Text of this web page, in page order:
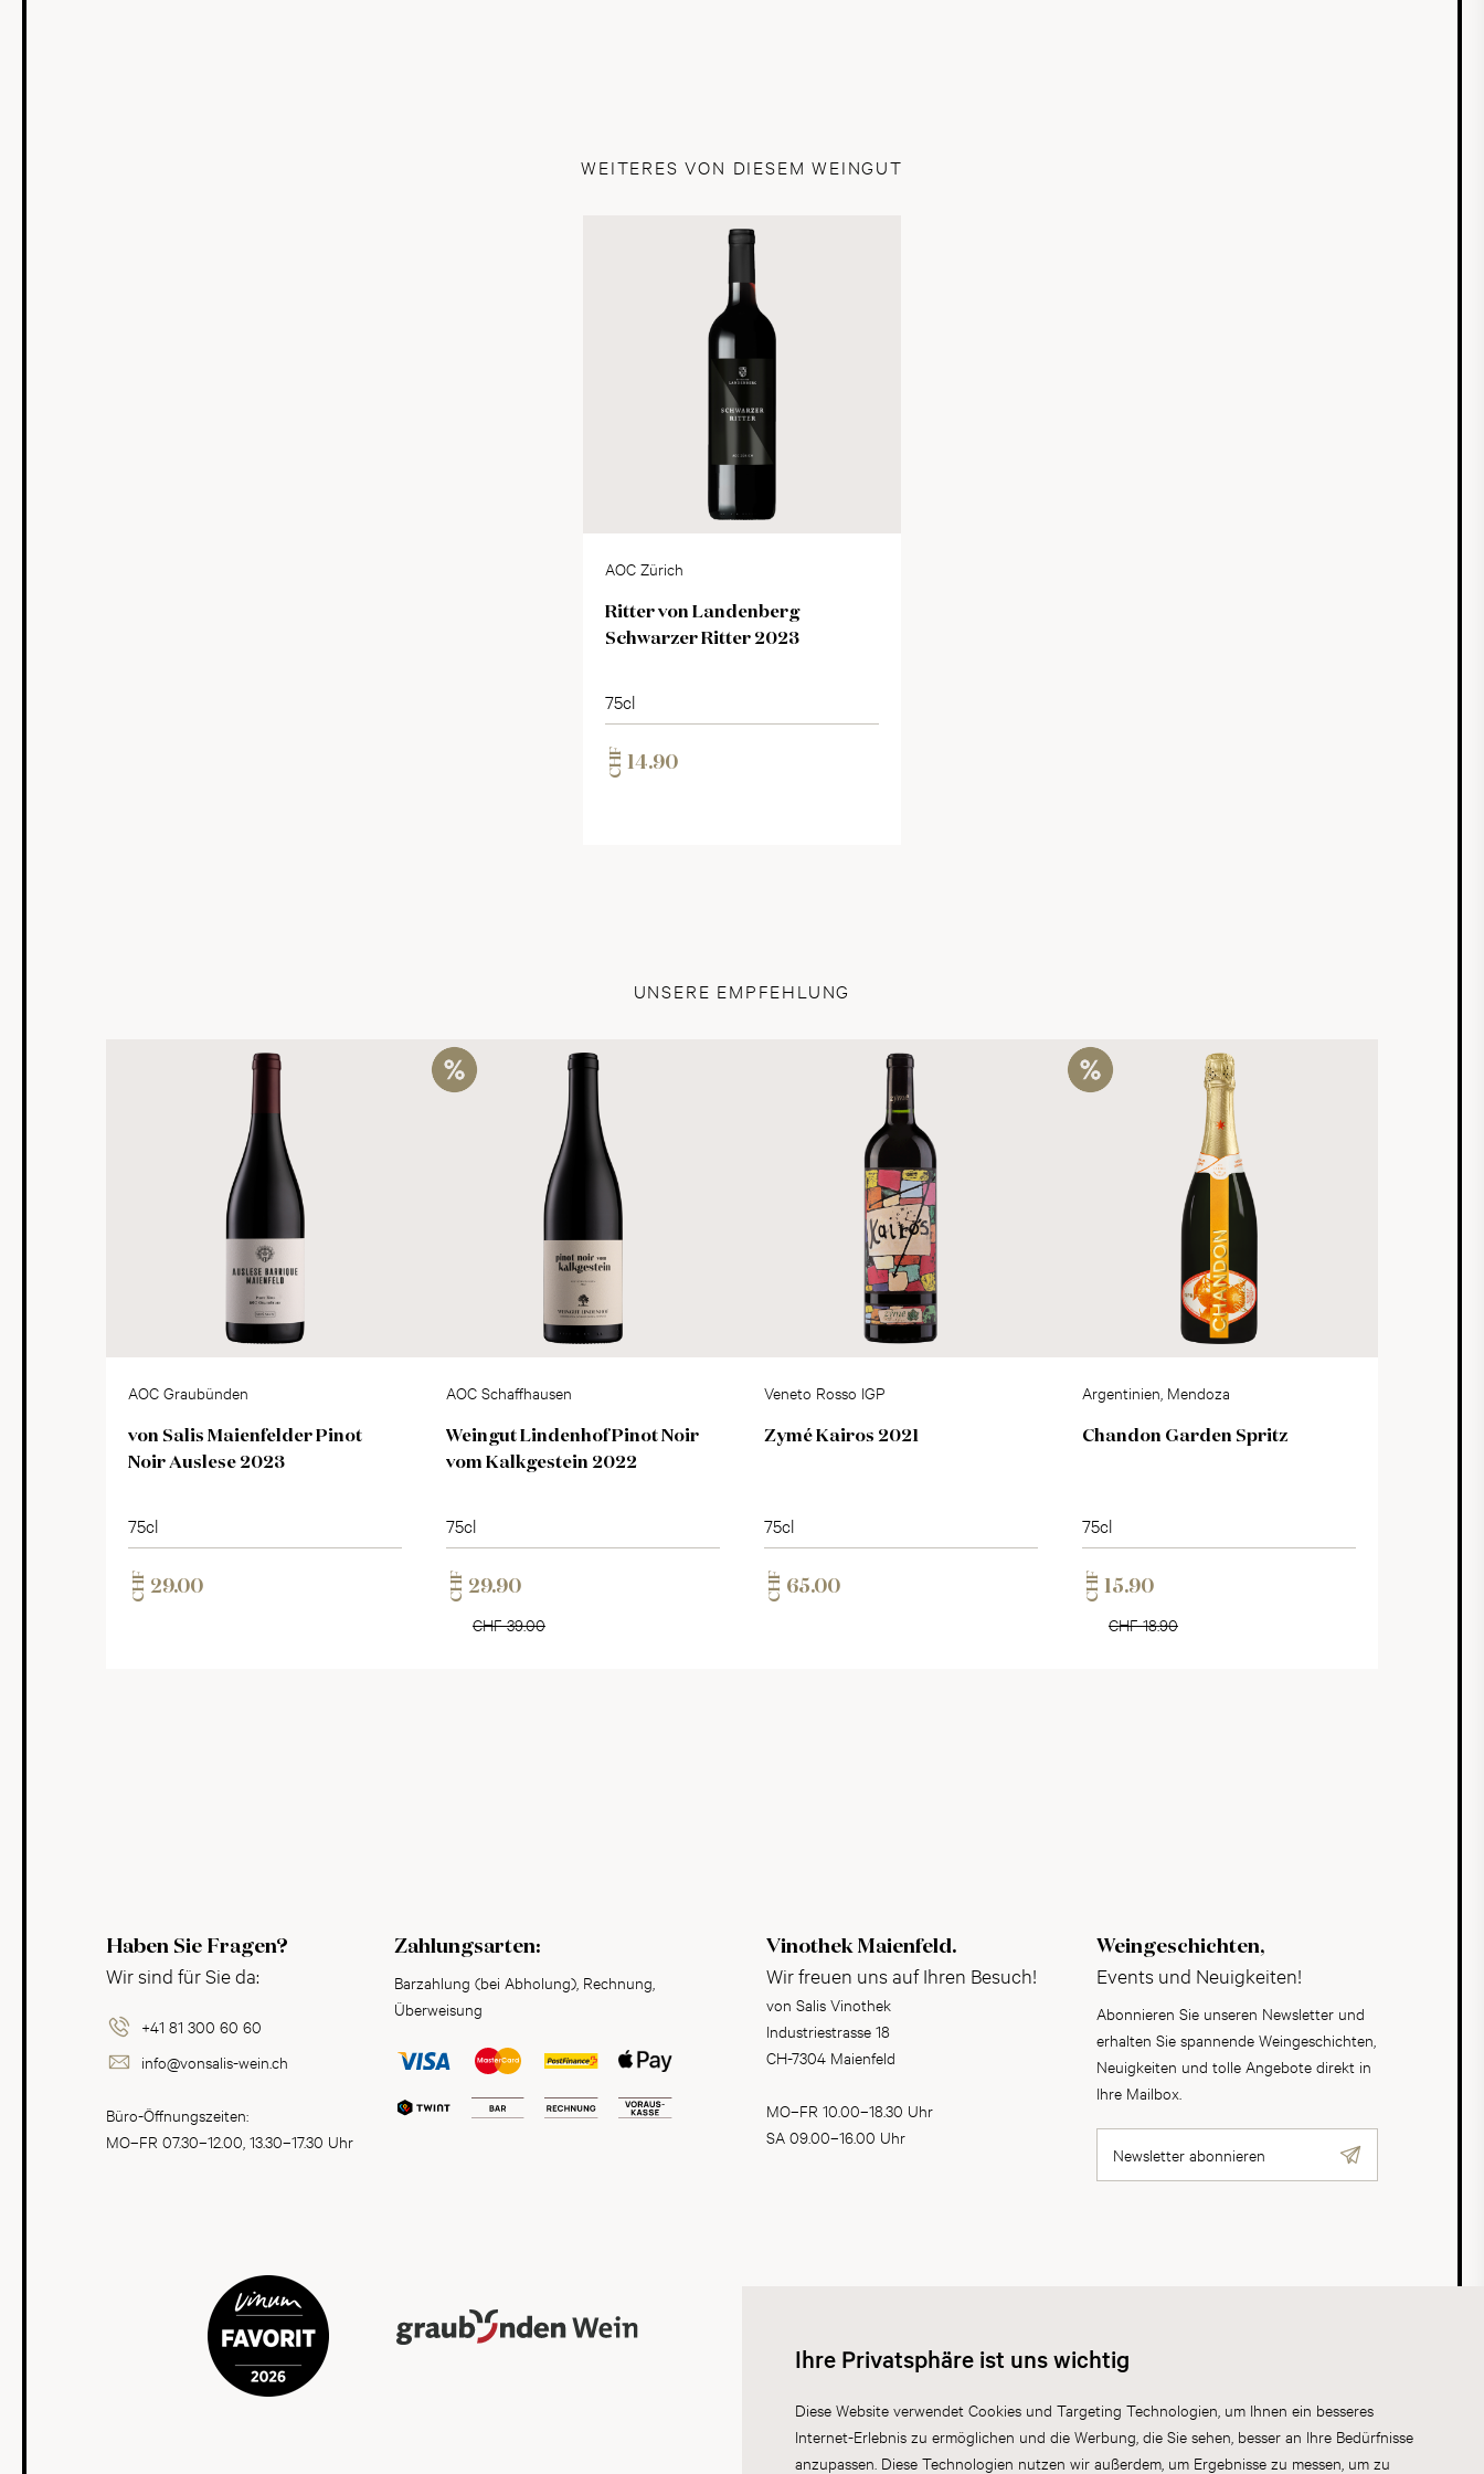
Ihre Privatsphäre ist uns wichtig
Diese Website verwendet Cookies und Targeting Technologien, um Ihnen ein besseres
Internet-Erlebnis zu ermöglichen und die Werbung, die Sie sehen, besser an Ihre Bedürfnisse
anzupassen. Diese Technologien nutzen wir außerdem, um Ergebnisse zu messen, um zu
WEITERES VON DIESEM WEINGUT
AOC Zürich
Ritter von Landenberg
Schwarzer Ritter 2023
75cl
CHF 14.90
UNSERE EMPFEHLUNG
AOC Graubünden
von Salis Maienfelder Pinot
Noir Auslese 2023
75cl
CHF 29.00
AOC Schaffhausen
Weingut Lindenhof Pinot Noir
vom Kalkgestein 2022
75cl
CHF 29.90
CHF 39.00
Veneto Rosso IGP
Zymé Kairos 2021
75cl
CHF 65.00
Argentinien, Mendoza
Chandon Garden Spritz
75cl
CHF 15.90
CHF 18.90
Haben Sie Fragen?
Wir sind für Sie da:
+41 81 300 60 60
info@vonsalis-wein.ch
Büro-Öffnungszeiten:
MO–FR 07.30–12.00, 13.30–17.30 Uhr
Zahlungsarten:
Barzahlung (bei Abholung), Rechnung,
Überweisung
Vinothek Maienfeld.
Wir freuen uns auf Ihren Besuch!
von Salis Vinothek
Industriestrasse 18
CH-7304 Maienfeld
MO–FR 10.00–18.30 Uhr
SA 09.00–16.00 Uhr
Weingeschichten,
Events und Neuigkeiten!
Abonnieren Sie unseren Newsletter und
erhalten Sie spannende Weingeschichten,
Neuigkeiten und tolle Angebote direkt in
Ihre Mailbox.
Newsletter abonnieren